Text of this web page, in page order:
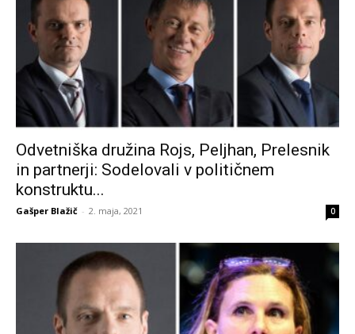
Odvetniška družina Rojs, Peljhan, Prelesnik
in partnerji: Sodelovali v političnem
konstruktu...
Gašper Blažič - 2. maja, 2021 0